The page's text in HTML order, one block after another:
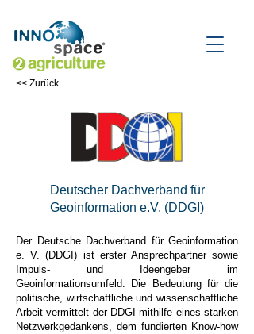
<< Zurück
Deutscher Dachverband für
Geoinformation e.V. (DDGI)
Der Deutsche Dachverband für Geoinformation
e. V. (DDGI) ist erster Ansprechpartner sowie
Impuls- und Ideengeber im
Geoinformationsumfeld. Die Bedeutung für die
politische, wirtschaftliche und wissenschaftliche
Arbeit vermittelt der DDGI mithilfe eines starken
Netzwerkgedankens, dem fundierten Know-how